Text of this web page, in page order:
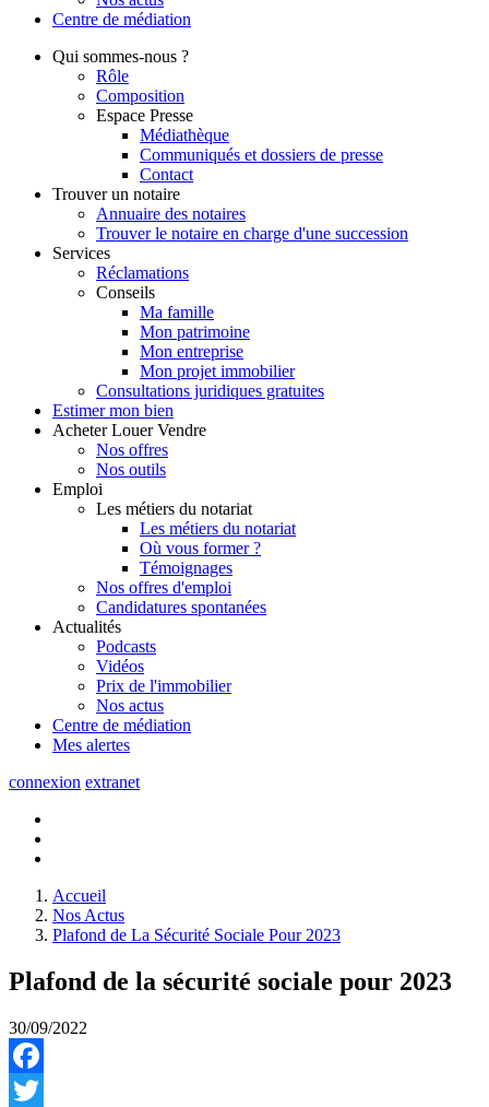
Centre de médiation
Qui sommes-nous ?
Rôle
Composition
Espace Presse
Médiathèque
Communiqués et dossiers de presse
Contact
Trouver un notaire
Annuaire des notaires
Trouver le notaire en charge d'une succession
Services
Réclamations
Conseils
Ma famille
Mon patrimoine
Mon entreprise
Mon projet immobilier
Consultations juridiques gratuites
Estimer mon bien
Acheter Louer Vendre
Nos offres
Nos outils
Emploi
Les métiers du notariat
Les métiers du notariat
Où vous former ?
Témoignages
Nos offres d'emploi
Candidatures spontanées
Actualités
Podcasts
Vidéos
Prix de l'immobilier
Nos actus
Centre de médiation
Mes alertes
connexion extranet
Accueil
Nos Actus
Plafond de La Sécurité Sociale Pour 2023
Plafond de la sécurité sociale pour 2023
30/09/2022
Facebook